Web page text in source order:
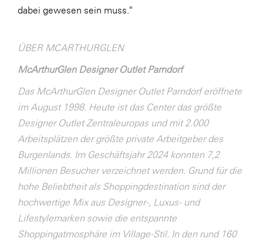
dabei gewesen sein muss."
ÜBER MCARTHURGLEN
McArthurGlen Designer Outlet Parndorf
Das McArthurGlen Designer Outlet Parndorf eröffnete
im August 1998. Heute ist das Center das größte
Designer Outlet Zentraleuropas und mit 2.000
Arbeitsplätzen der größte private Arbeitgeber des
Burgenlands. Im Geschäftsjahr 2024 konnten 7,2
Millionen Besucher verzeichnet werden. Grund für die
hohe Beliebtheit als Shoppingdestination sind der
hochwertige Mix aus Designer-, Luxus- und
Lifestylemarken sowie die entspannte
Shoppingatmosphäre im Village-Stil. In den rund 160